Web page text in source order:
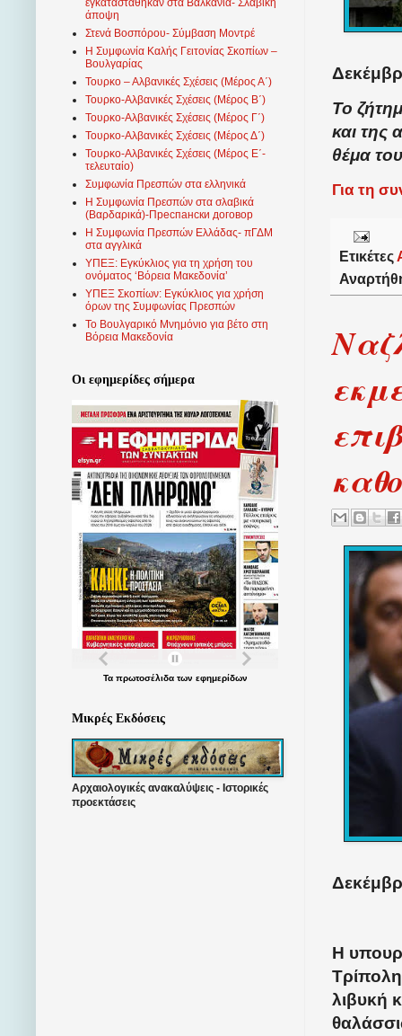
Το
και της
θέμα
Για τη
Ετικέτες
Η
λιβυκή
εγκαταστάθηκαν στα Βαλκάνια- Σλαβική
άποψη
Στενά Βοσπόρου- Σύμβαση Μοντρέ
Η Συμφωνία Καλής Γειτονίας Σκοπίων –
Βουλγαρίας
Τουρκο – Αλβανικές Σχέσεις (Mέρος Α΄)
Τουρκο-Αλβανικές Σχέσεις (Μέρος Β΄)
Τουρκο-Αλβανικές Σχέσεις (Μέρος Γ΄)
Τουρκο-Αλβανικές Σχέσεις (Μέρος Δ΄)
Τουρκο-Αλβανικές Σχέσεις (Μέρος Ε΄-
τελευταίο)
Συμφωνία Πρεσπών στα ελληνικά
Η Συμφωνία Πρεσπών στα σλαβικά
(Βαρδαρικά)-Преспански договор
Η Συμφωνία Πρεσπών Ελλάδας- πΓΔΜ
στα αγγλικά
ΥΠΕΞ: Εγκύκλιος για τη χρήση του
ονόματος ‘Βόρεια Μακεδονία’
ΥΠΕΞ Σκοπίων: Εγκύκλιος για χρήση
όρων της Συμφωνίας Πρεσπών
Το Βουλγαρικό Μνημόνιο για βέτο στη
Βόρεια Μακεδονία
Οι εφημερίδες σήμερα
Τα πρωτοσέλιδατων εφημερίδων
Μικρές Εκδόσεις
Αρχαιολογικές ανακαλύψεις - Ιστορικές
προεκτάσεις